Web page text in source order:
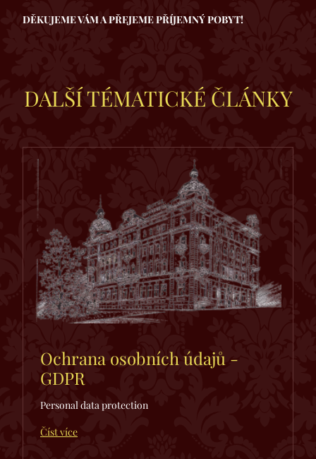
DĚKUJEME VÁM A PŘEJEME PŘÍJEMNÝ POBYT!
DALŠÍ TÉMATICKÉ ČLÁNKY
Ochrana osobních údajů -
GDPR
Personal data protection
Číst více